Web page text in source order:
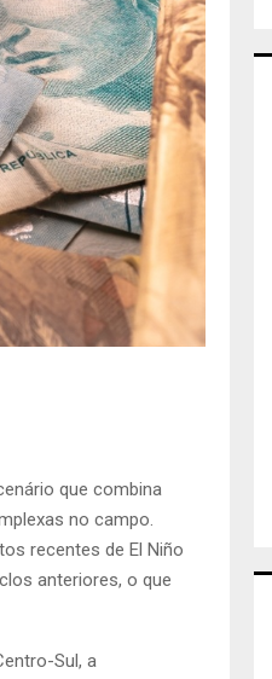
que combina
no campo.
recentes de El Niño
anteriores, o que
Sul, a